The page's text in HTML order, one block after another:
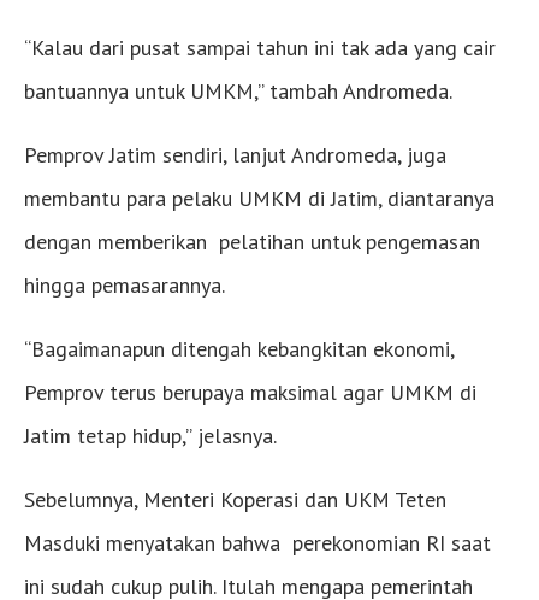
“Kalau dari pusat sampai tahun ini tak ada yang cair
bantuannya untuk UMKM,” tambah Andromeda.
Pemprov Jatim sendiri, lanjut Andromeda, juga
membantu para pelaku UMKM di Jatim, diantaranya
dengan memberikan pelatihan untuk pengemasan
hingga pemasarannya.
“Bagaimanapun ditengah kebangkitan ekonomi,
Pemprov terus berupaya maksimal agar UMKM di
Jatim tetap hidup,” jelasnya.
Sebelumnya, Menteri Koperasi dan UKM Teten
Masduki menyatakan bahwa perekonomian RI saat
ini sudah cukup pulih. Itulah mengapa pemerintah